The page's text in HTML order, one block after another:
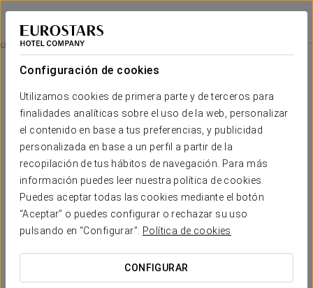
Configuración de cookies
Utilizamos cookies de primera parte y de terceros para
finalidades analíticas sobre el uso de la web, personalizar
el contenido en base a tus preferencias, y publicidad
personalizada en base a un perfil a partir de la
recopilación de tus hábitos de navegación. Para más
información puedes leer nuestra política de cookies.
Puedes aceptar todas las cookies mediante el botón
“Aceptar” o puedes configurar o rechazar su uso
pulsando en “Configurar”.
Política de cookies
CONFIGURAR
Eurostars Roma Aeterna
ROMA
Sabor Italiano
18 €
Sabor italiano
Disfruta de una cena tradicional italiana con esta experiencia
que hemos diseñado para ti.